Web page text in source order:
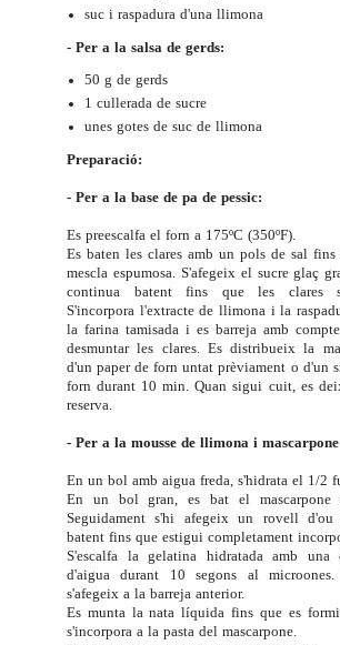
suc i raspadura d'una llimona
- Per a la salsa de gerds:
50 g de gerds
1 cullerada de sucre
unes gotes de suc de llimona
Preparació:
- Per a la base de pa de pessic:
Es preescalfa el forn a 175ºC (350ºF).
Es baten les clares amb un pols de sal
mescla espumosa. S'afegeix el sucre glaç
continua batent fins que les clares
S'incorpora l'extracte de llimona i la
la farina tamisada i es barreja amb
desmuntar les clares. Es distribueix la
d'un paper de forn untat prèviament o d'un
forn durant 10 min . Quan sigui cuit, es
reserva.
- Per a la mousse de llimona i
En un bol amb aigua freda, s'hidrata el 1/2
En un bol gran, es bat el mascarpone
Seguidament s'hi afegeix un rovell
batent fins que estigui completament
S'escalfa la gelatina hidratada amb una
d'aigua durant 10 segons al microones.
s'afegeix a la barreja anterior.
Es munta la nata líquida fins que es
s'incorpora a la pasta del mascarpone.